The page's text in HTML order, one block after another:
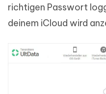
richtigen Passwort
deinem iCloud wird